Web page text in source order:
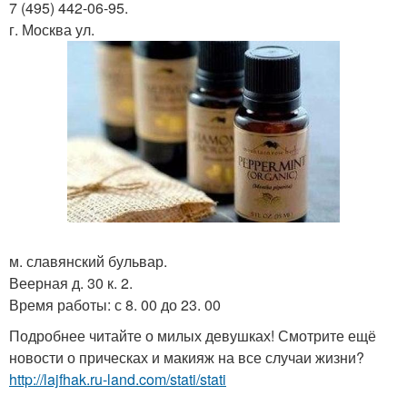
7 (495) 442-06-95.
г. Москва ул.
м. славянский бульвар.
Веерная д. 30 к. 2.
Время работы: с 8. 00 до 23. 00
Подробнее читайте о милых девушках! Смотрите ещё
новости о прическах и макияж на все случаи жизни?
http://lajfhak.ru-land.com/stati/stati